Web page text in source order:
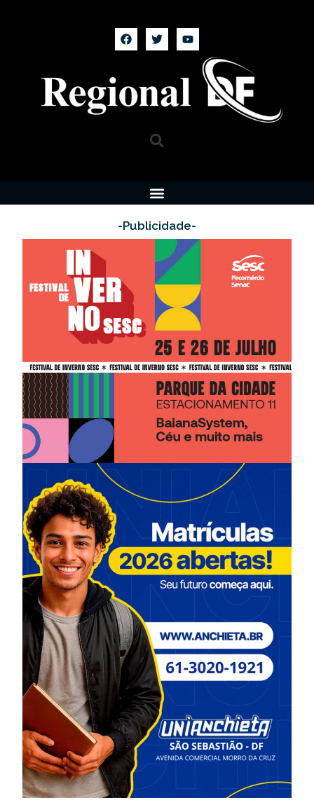
-Publicidade-